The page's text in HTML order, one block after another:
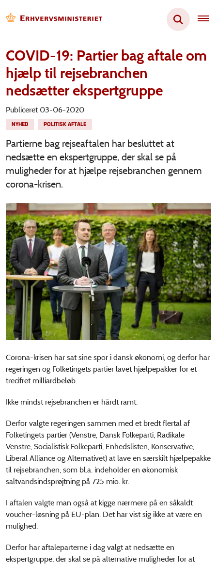
COVID-19: Partier bag aftale om
hjælp til rejsebranchen
nedsætter ekspertgruppe
Publiceret 03-06-2020
NYHED POLITISK AFTALE
Partierne bag rejseaftalen har besluttet at
nedsætte en ekspertgruppe, der skal se på
muligheder for at hjælpe rejsebranchen gennem
corona-krisen.
Corona-krisen har sat sine spor i dansk økonomi, og derfor har
regeringen og Folketingets partier lavet hjælpepakker for et
trecifret milliardbeløb.
Ikke mindst rejsebranchen er hårdt ramt.
Derfor valgte regeringen sammen med et bredt flertal af
Folketingets partier (Venstre, Dansk Folkeparti, Radikale
Venstre, Socialistisk Folkeparti, Enhedslisten, Konservative,
Liberal Alliance og Alternativet) at lave en særskilt hjælpepakke
til rejsebranchen, som bl.a. indeholder en økonomisk
saltvandsindsprøjtning på 725 mio. kr.
I aftalen valgte man også at kigge nærmere på en såkaldt
voucher-løsning på EU-plan. Det har vist sig ikke at være en
mulighed.
Derfor har aftaleparterne i dag valgt at nedsætte en
ekspertgruppe, der skal se på alternative muligheder for at